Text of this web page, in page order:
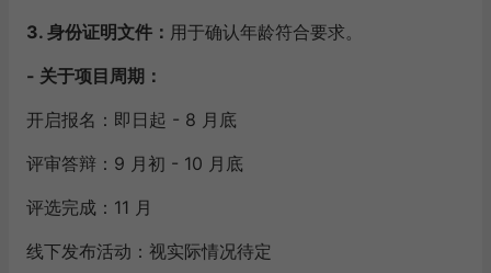
3. 身份证明文件： 用于确认年龄符合要求。
- 关于项目周期：
开启报名：即日起 - 8 月底
评审答辩：9 月初 - 10 月底
评选完成：11 月
线下发布活动：视实际情况待定